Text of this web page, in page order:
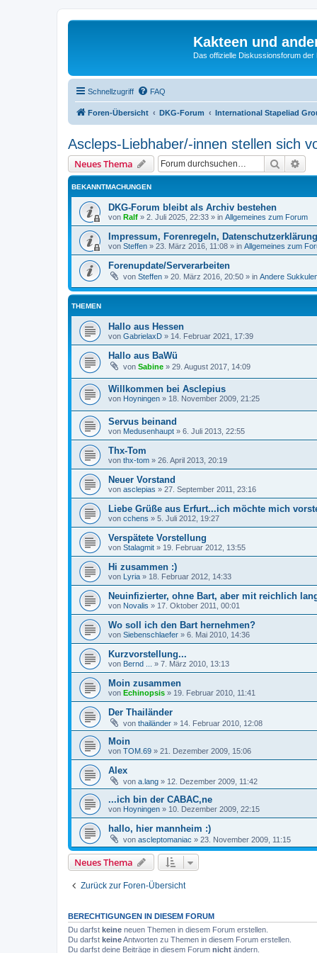
Kakteen und
Das offizielle Diskussionsforum
Schnellzugriff FAQ
Foren-Übersicht DKG-Forum International Stapeliad
Ascleps-Liebhaber/-innen stellen sich
Neues Thema Suche
BEKANNTMACHUNGEN
DKG-Forum bleibt als Archiv bestehen
von Ralf » 2. Juli 2025, 22:33 » in Allgemeines zum Forum
Impressum, Forenregeln, Datenschutzerklärung
von Steffen » 23. März 2016, 11:08 » in Allgemeines zum
Forenupdate/Serverarbeiten
von Steffen » 20. März 2016, 20:50 » in Andere
THEMEN
Hallo aus Hessen
von GabrielaxD » 14. Februar 2021, 17:39
Hallo aus BaWü
von Sabine » 29. August 2017, 14:09
Willkommen bei Asclepius
von Hoyningen » 18. November 2009, 21:25
Servus beinand
von Medusenhaupt » 6. Juli 2013, 22:55
Thx-Tom
von thx-tom » 26. April 2013, 20:19
Neuer Vorstand
von asclepias » 27. September 2011, 23:16
Liebe Grüße aus Erfurt...ich möchte mich
von cchens » 5. Juli 2012, 19:27
Verspätete Vorstellung
von Stalagmit » 19. Februar 2012, 13:55
Hi zusammen :)
von Lyria » 18. Februar 2012, 14:33
Neuinfizierter, ohne Bart, aber mit reichlich
von Novalis » 17. Oktober 2011, 00:01
Wo soll ich den Bart hernehmen?
von Siebenschlaefer » 6. Mai 2010, 14:36
Kurzvorstellung...
von Bernd ... » 7. März 2010, 13:13
Moin zusammen
von Echinopsis » 19. Februar 2010, 11:41
Der Thailänder
von thailänder » 14. Februar 2010, 12:08
Moin
von TOM.69 » 21. Dezember 2009, 15:06
Alex
von a.lang » 12. Dezember 2009, 11:42
...ich bin der CABAC,ne
von Hoyningen » 10. Dezember 2009, 22:15
hallo, hier mannheim :)
von ascleptomaniac » 23. November 2009, 11:15
Neues Thema
Zurück zur Foren-Übersicht
BERECHTIGUNGEN IN DIESEM FORUM
Du darfst keine neuen Themen in diesem Forum erstellen.
Du darfst keineAntworten zu Themen in diesem Forum erstellen.
Du darfst deine Beiträge in diesem Forum nicht ändern.